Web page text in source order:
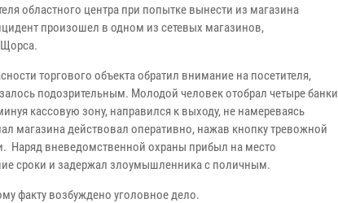
областного центра при попытке вынести из магазина
произошел в одном из сетевых магазинов,
торгового объекта обратил внимание на посетителя,
подозрительным. Молодой человек отобрал четыре банки
кассовую зону, направился к выходу, не намереваясь
магазина действовал оперативно, нажав кнопку тревожной
Наряд вневедомственной охраны прибыл на место
сроки и задержал злоумышленника с поличным.
факту возбуждено уголовное дело.